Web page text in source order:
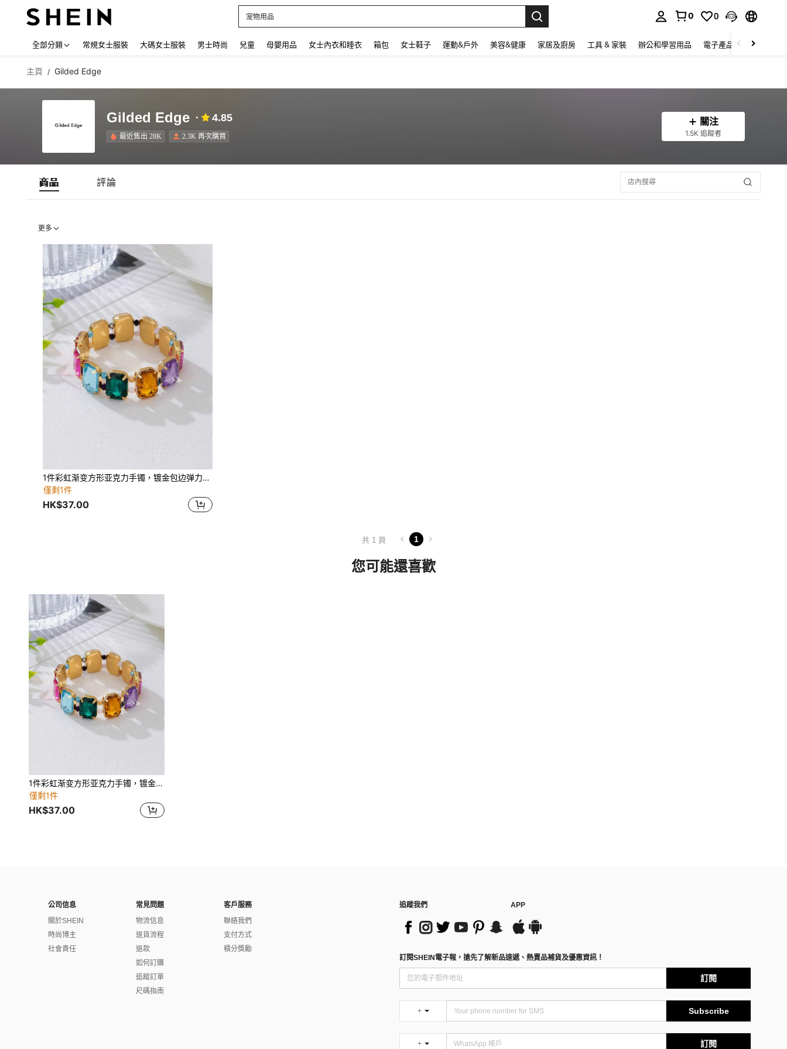
宠物用品
0 0
全部分類 常規女士服裝 大碼女士服裝 男士時尚 兒童 母嬰用品 女士內衣和睡衣 箱包 女士鞋子 運動&戶外 美容&健康 家居及廚房 工具 & 家裝 辦公和學習用品 電子產品 玩具
主頁 / Gilded Edge
Gilded Edge 4.85
最近售出 28K 2.3K 再次購買
關注
1.5K 追蹤者
商品 評論
更多
1件彩虹渐变方形亚克力手镯，镀金包边弹力手镯，度假风小众设计配饰
僅剩1件
HK$37.00
共 1 頁 1
您可能還喜歡
1件彩虹渐变方形亚克力手镯，镀金包边弹力手镯，度假风小众设计配饰
僅剩1件
HK$37.00
公司信息
關於SHEIN
時尚博主
社會責任
常見問題
物流信息
退貨流程
退款
如何訂購
追蹤訂單
尺碼指南
客戶服務
聯絡我們
支付方式
積分獎勵
追蹤我們 APP
訂閱SHEIN電子報，搶先了解新品速遞、熱賣品補貨及優惠資訊！
訂閱
+ Subscribe
+ 訂閱